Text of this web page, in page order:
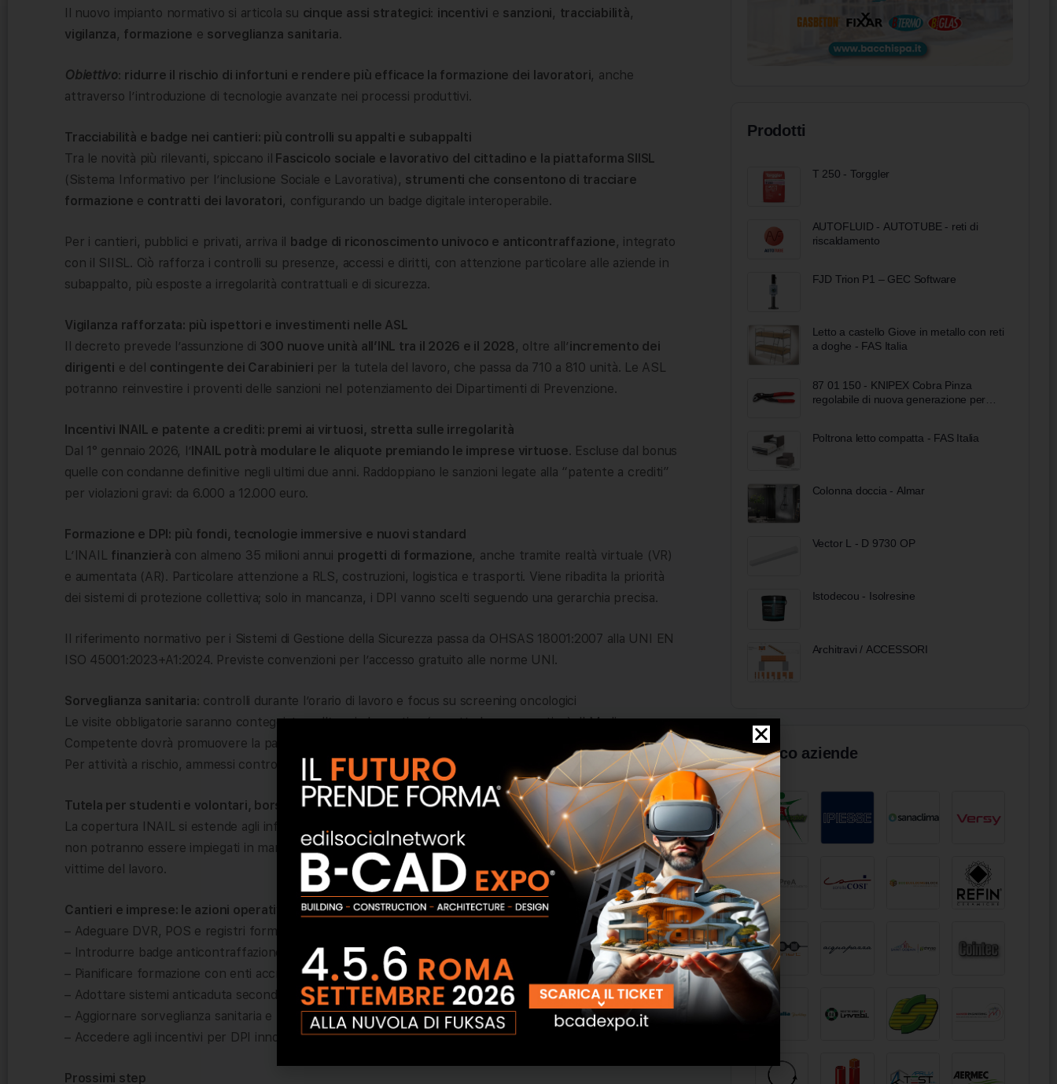
Il nuovo impianto normativo si articola su cinque assi strategici: incentivi e sanzioni, tracciabilità,
vigilanza, formazione e sorveglianza sanitaria.
Obiettivo: ridurre il rischio di infortuni e rendere più efficace la formazione dei lavoratori, anche
attraverso l’introduzione di tecnologie avanzate nei processi produttivi.
Tracciabilità e badge nei cantieri: più controlli su appalti e subappalti
Tra le novità più rilevanti, spiccano il Fascicolo sociale e lavorativo del cittadino e la piattaforma SIISL
(Sistema Informativo per l’inclusione Sociale e Lavorativa), strumenti che consentono di tracciare
formazione e contratti dei lavoratori, configurando un badge digitale interoperabile.
Per i cantieri, pubblici e privati, arriva il badge di riconoscimento univoco e anticontraffazione, integrato
con il SIISL. Ciò rafforza i controlli su presenze, accessi e diritti, con attenzione particolare alle aziende in
subappalto, più esposte a irregolarità contrattuali e di sicurezza.
Vigilanza rafforzata: più ispettori e investimenti nelle ASL
Il decreto prevede l’assunzione di 300 nuove unità all’INL tra il 2026 e il 2028, oltre all’incremento dei
dirigenti e del contingente dei Carabinieri per la tutela del lavoro, che passa da 710 a 810 unità. Le ASL
potranno reinvestire i proventi delle sanzioni nel potenziamento dei Dipartimenti di Prevenzione.
Incentivi INAIL e patente a crediti: premi ai virtuosi, stretta sulle irregolarità
Dal 1° gennaio 2026, l’INAIL potrà modulare le aliquote premiando le imprese virtuose. Escluse dal bonus
quelle con condanne definitive negli ultimi due anni. Raddoppiano le sanzioni legate alla “patente a crediti”
per violazioni gravi: da 6.000 a 12.000 euro.
Formazione e DPI: più fondi, tecnologie immersive e nuovi standard
L’INAIL finanzierà con almeno 35 milioni annui progetti di formazione, anche tramite realtà virtuale (VR)
e aumentata (AR). Particolare attenzione a RLS, costruzioni, logistica e trasporti. Viene ribadita la priorità
dei sistemi di protezione collettiva; solo in mancanza, i DPI vanno scelti seguendo una gerarchia precisa.
Il riferimento normativo per i Sistemi di Gestione della Sicurezza passa da OHSAS 18001:2007 alla UNI EN
ISO 45001:2023+A1:2024. Previste convenzioni per l’accesso gratuito alle norme UNI.
Sorveglianza sanitaria: controlli durante l’orario di lavoro e focus su screening oncologici
Le visite obbligatorie saranno conteggiate nell’orario lavorativo (eccetto le preassuntive). Il Medico
Competente dovrà promuovere la partecipazione agli screening oncologici LEA, con permessi retribuiti.
Per attività a rischio, ammessi controlli su alcol e stupefacenti anche in turno.
Tutela per studenti e volontari, borse di studio per superstiti
La copertura INAIL si estende agli infortuni in itinere durante i percorsi scuola-lavoro (PCTO). Gli studenti
non potranno essere impiegati in mansioni ad alto rischio. Dal 2026 previste borse di studio per orfani di
vittime del lavoro.
Cantieri e imprese: le azioni operative richieste
– Adeguare DVR, POS e registri formativi con Fascicolo e SIISL
– Introdurre badge anticontraffazione e procedure di accesso
– Pianificare formazione con enti accreditati e registrare competenze
– Adottare sistemi anticaduta secondo la gerarchia prevista
– Aggiornare sorveglianza sanitaria e SGSL alla nuova UNI EN ISO
– Accedere agli incentivi per DPI innovativi e SGSL/MOG
Prossimi step
Prodotti
T 250 - Torggler
AUTOFLUID - AUTOTUBE - reti di
riscaldamento
FJD Trion P1 – GEC Software
Letto a castello Giove in metallo con reti
a doghe - FAS Italia
87 01 150 - KNIPEX Cobra Pinza
regolabile di nuova generazione per
Poltrona letto compatta - FAS Italia
Colonna doccia - Almar
Vector L - D 9730 OP
Istodecou - Isolresine
Architravi / ACCESSORI
Elenco aziende